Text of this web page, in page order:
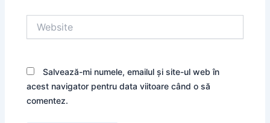
Salvează-mi numele, emailul și site-ul web în
acest navigator pentru data viitoare când o să
comentez.